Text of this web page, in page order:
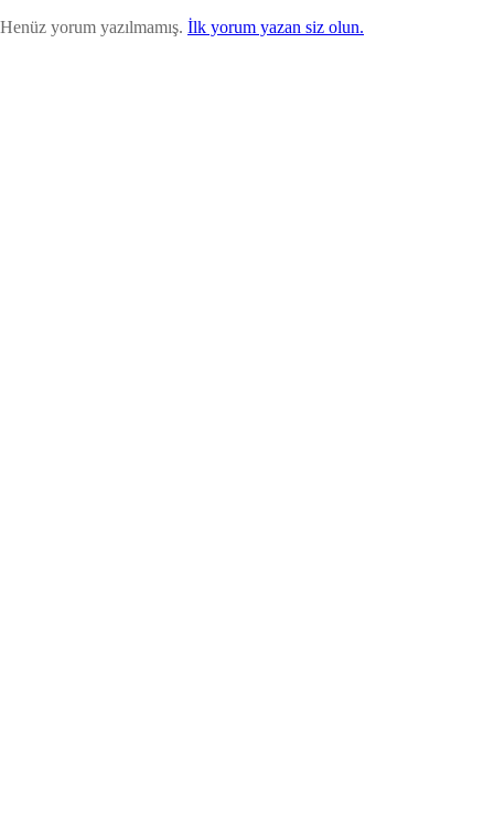
Henüz yorum yazılmamış. İlk yorum yazan siz olun.